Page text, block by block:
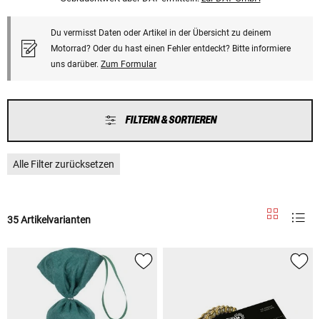
Du vermisst Daten oder Artikel in der Übersicht zu deinem
Motorrad? Oder du hast einen Fehler entdeckt? Bitte informiere
uns darüber. Zum Formular
FILTERN & SORTIEREN
Alle Filter zurücksetzen
35 Artikelvarianten